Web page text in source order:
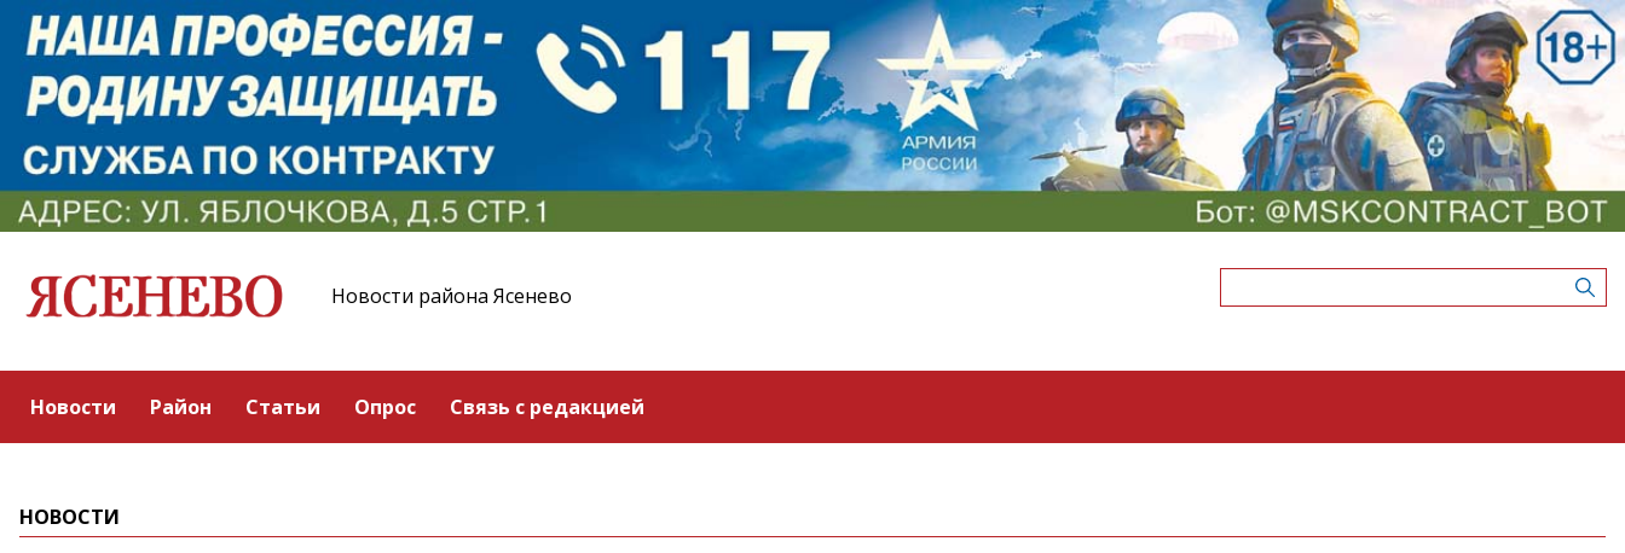
Новости района Ясенево
Новости Район Статьи Опрос Связь с редакцией
НОВОСТИ